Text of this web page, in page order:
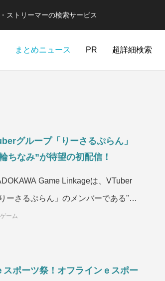
ストリーマーの検索サービス
まとめニュース PR 超詳細検索
グループ「りーさるぷらん」
ちなみ”が待望の初配信！
Game Linkageは、VTuber
ーさるぷらん」のメンバーである"蒼
配信が、20
ゲーム
スポーツ祭！オフラインｅスポー